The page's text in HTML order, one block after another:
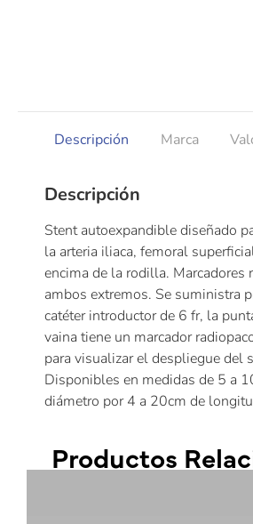
Descripción Marca
Descripción
Stent autoexpandible diseñado
la arteria iliaca, femoral
encima de la rodilla. Marcadores
ambos extremos. Se suministra
catéter introductor de 6 fr, la
vaina tiene un marcador
para visualizar el despliegue del
Disponibles en medidas de 5 a
diámetro por 4 a 20cm de
Productos